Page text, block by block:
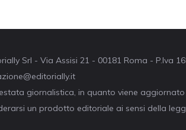
Srl - Via Assisi 21 - 00181 Roma - P.Iva
giornalistica, in quanto viene
un prodotto editoriale ai sensi della